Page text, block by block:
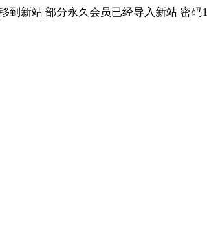
新站 部分永久会员已经导入新站 密